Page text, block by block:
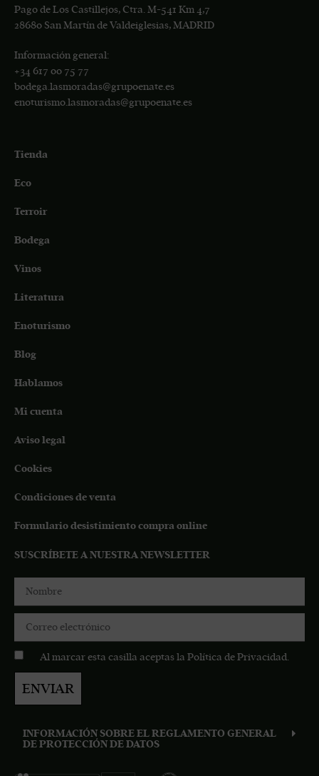
Pago de Los Castillejos, Ctra. M-541 Km 4,7
28680 San Martín de Valdeiglesias, MADRID
Información general:
+34 617 00 75 77
bodega.lasmoradas@grupoenate.es
enoturismo.lasmoradas@grupoenate.es
Tienda
Eco
Terroir
Bodega
Vinos
Literatura
Enoturismo
Blog
Hablamos
Mi cuenta
Aviso legal
Cookies
Condiciones de venta
Formulario desistimiento compra online
SUSCRÍBETE A NUESTRA NEWSLETTER
Al marcar esta casilla aceptas la Política de Privacidad.
ENVIAR
INFORMACIÓN SOBRE EL REGLAMENTO GENERAL
DE PROTECCIÓN DE DATOS